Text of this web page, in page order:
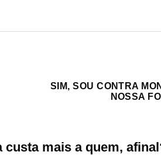
SIM, SOU CONTRA
NOSSA
custa mais a quem,